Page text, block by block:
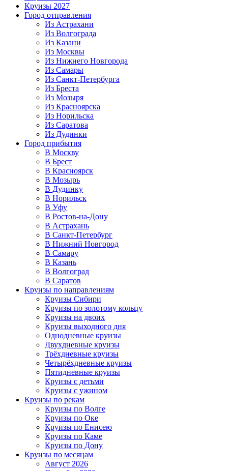
Круизы 2027
Город отправления
Из Астрахани
Из Волгограда
Из Казани
Из Москвы
Из Нижнего Новгорода
Из Самары
Из Санкт-Петербурга
Из Бреста
Из Мозыря
Из Красноярска
Из Норильска
Из Саратова
Из Дудинки
Город прибытия
В Москву
В Брест
В Красноярск
В Мозырь
В Дудинку
В Норильск
В Уфу
В Ростов-на-Дону
В Астрахань
В Санкт-Петербург
В Нижний Новгород
В Самару
В Казань
В Волгоград
В Саратов
Круизы по направлениям
Круизы Сибири
Круизы по золотому кольцу
Круизы на двоих
Круизы выходного дня
Однодневные круизы
Двухдневные круизы
Трёхдневные круизы
Четырёхдневные круизы
Пятидневные круизы
Круизы с детьми
Круизы с ужином
Круизы по рекам
Круизы по Волге
Круизы по Оке
Круизы по Енисею
Круизы по Каме
Круизы по Дону
Круизы по месяцам
Август 2026